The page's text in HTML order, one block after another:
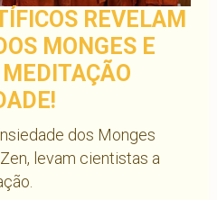
REVELAM
MONGES E
dos Monges
levam cientistas a